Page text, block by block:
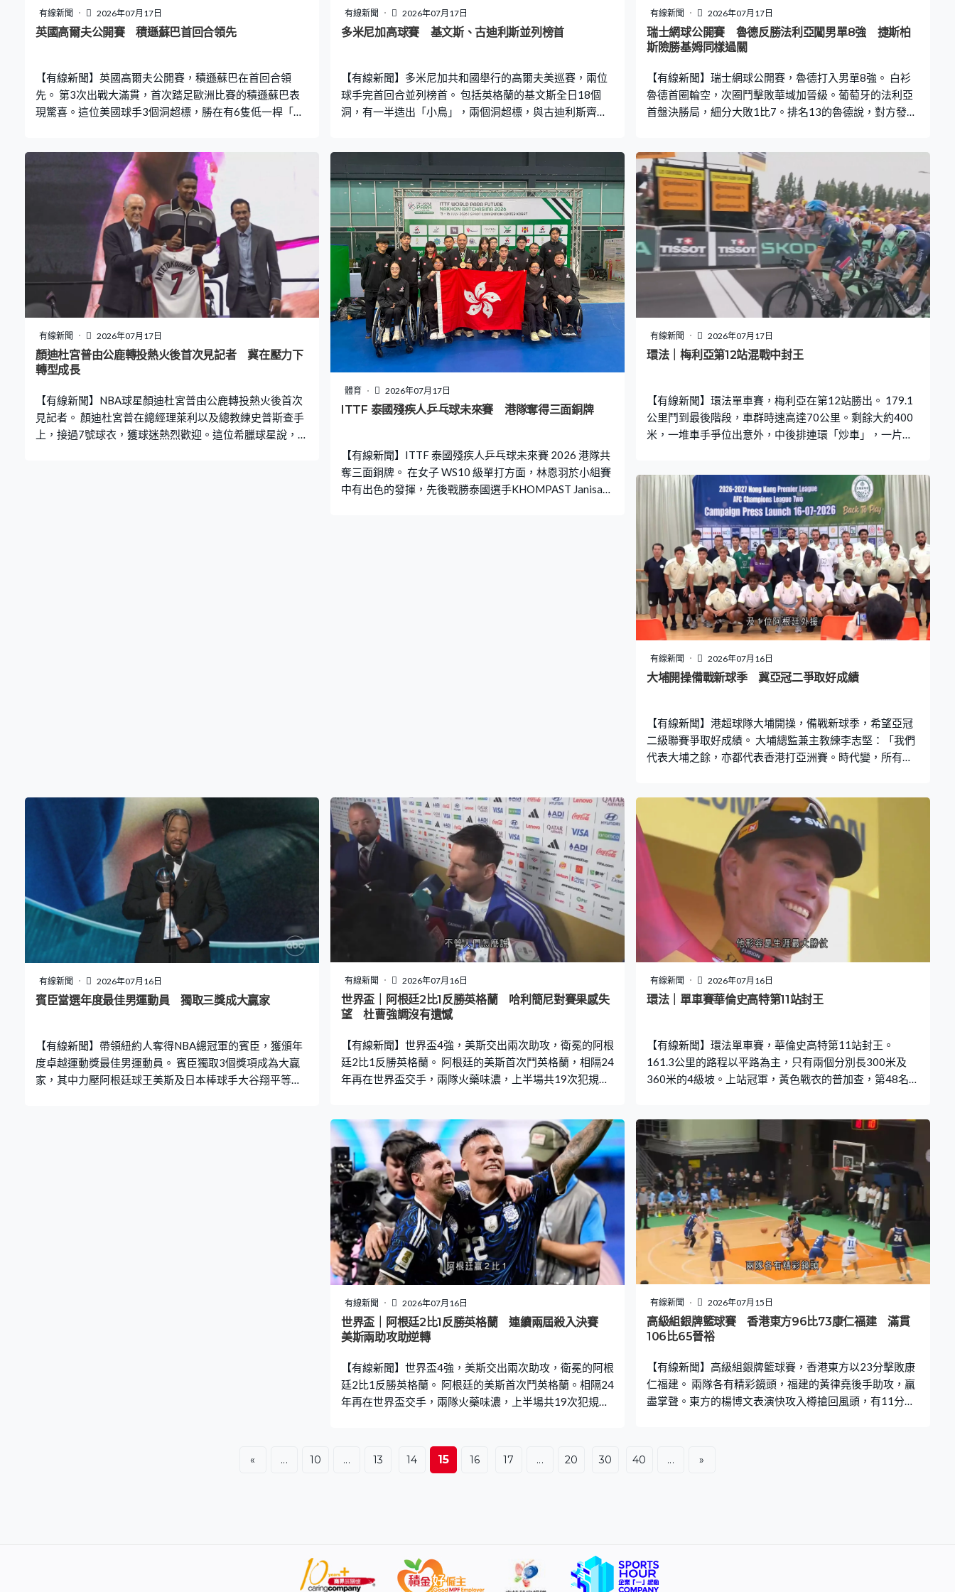
有線新聞 2026年07月17日
英國高爾夫公開賽 積遜蘇巴首回合領先
【有線新聞】英國高爾夫公開賽，積遜蘇巴在首回合領
先。 第3次出戰大滿貫，首次踏足歐洲比賽的積遜蘇巴表
現驚喜。這位美國球手3個洞超標，勝在有6隻低一桿「小
12洞推入「小鳥」，全日有7隻，3個洞超標下，造出低4
桿的66。 南韓的任成宰成績一樣，發揮相對穩定，只有一
個洞超標，5次造出「小鳥」。衛冕的「一哥」舒捷費拿，
第17洞表演長草堆救球。這日發揮都是一般，排並列13。
不少球手受強陣風影響，表現失色，美國精英賽麥高萊是
其中之一，8個洞超標，首日以高兩桿的72完成，並列85
有線新聞 2026年07月17日
多米尼加高球賽 基文斯、古迪利斯並列榜首
【有線新聞】多米尼加共和國舉行的高爾夫美巡賽，兩位
球手完首回合並列榜首。 包括英格蘭的基文斯全日18個
洞，有一半造出「小鳥」，兩個洞超標，與古迪利斯齊齊
出低6桿的65，落後榜首一桿，與另外5位球手，並列第
三。
有線新聞 2026年07月17日
瑞士網球公開賽 魯德反勝法利亞闖男單8強 捷斯柏
斯險勝基姆同樣過關
【有線新聞】瑞士網球公開賽，魯德打入男單8強。 白衫
魯德首圈輪空，次圈鬥擊敗華域加晉級。葡萄牙的法利亞
首盤決勝局，細分大敗1比7。排名13的魯德說，對方發揮
數2比1過關，會與桑恩施倫杜奴爭入4強。 淺紫衫捷斯柏
斯次圈同樣打足三盤，與持外卡，主場出擊的基姆各贏一
盤後，決勝第三盤要打決勝局。細分落後1比3下，捷斯柏
斯都頂得住，細分贏7比5，打了2小時29分，盤數贏2比
1。今季第2次躋身巡迴賽8強，將會鬥4號種子的雲德尼
殊。
有線新聞 2026年07月17日
顏迪杜宮普由公鹿轉投熱火後首次見記者 冀在壓力下
轉型成長
【有線新聞】NBA球星顏迪杜宮普由公鹿轉投熱火後首次
見記者。 顏迪杜宮普在總經理萊利以及總教練史普斯查手
上，接過7號球衣，獲球迷熱烈歡迎。這位希臘球星說，生
體育 2026年07月17日
ITTF 泰國殘疾人乒乓球未來賽 港隊奪得三面銅牌
【有線新聞】ITTF 泰國殘疾人乒乓球未來賽 2026 港隊共
奪三面銅牌。 在女子 WS10 級單打方面，林恩羽於小組賽
中有出色的發揮，先後戰勝泰國選手KHOMPAST Janisa及
有線新聞 2026年07月17日
環法｜梅利亞第12站混戰中封王
【有線新聞】環法單車賽，梅利亞在第12站勝出。 179.1
公里鬥到最後階段，車群時速高達70公里。剩餘大約400
米，一堆車手爭位出意外，中後排連環「炒車」，一片混
率先過終點，今屆第3次贏分站冠軍。
有線新聞 2026年07月16日
大埔開操備戰新球季 冀亞冠二爭取好成績
【有線新聞】港超球隊大埔開操，備戰新球季，希望亞冠
二級聯賽爭取好成績。 大埔總監兼主教練李志堅：「我們
代表大埔之餘，亦都代表香港打亞洲賽。時代變，所有事
援，提升競爭力。本地新球員有張憙延及陳凱柏，同時保
留不少上季主力。大埔上季奪得高級組銀牌及足總盃冠
軍，為了提升狀態，今個月下旬到泰國集訓，會與多支當
地球隊踢熱身賽。
有線新聞 2026年07月16日
賓臣當選年度最佳男運動員 獨取三獎成大贏家
【有線新聞】帶領紐約人奪得NBA總冠軍的賓臣，獲頒年
度卓越運動獎最佳男運動員。 賓臣獨取3個獎項成為大贏
家，其中力壓阿根廷球王美斯及日本棒球手大谷翔平等勁
有線新聞 2026年07月16日
世界盃｜阿根廷2比1反勝英格蘭 哈利簡尼對賽果感失
望 杜曹強調沒有遺憾
【有線新聞】世界盃4強，美斯交出兩次助攻，衛冕的阿根
廷2比1反勝英格蘭。 阿根廷的美斯首次鬥英格蘭，相隔24
年再在世界盃交手，兩隊火藥味濃，上半場共19次犯規，
轉，安素費南迪斯接應美斯，遠射得手，85分鐘追平。 美
斯補時2分鐘再交出助攻，拿達路馬天尼斯頂入致勝一球，
阿根廷贏2比1，連續兩屆晉身決賽，會與西班牙爭冠軍。
阿根廷隊長美斯：「再次打入世界盃決賽，實在不可思
議，我們以衛冕身份參賽，過去4年一直是最強，不管人們
怎麼說，我們再次證明自己是世上最強的兩支球隊之一，
所做的一切絕非偶然，亦從未得到施捨。」 英格蘭隊長哈
利簡尼對賽果感到失望，認為球隊與之前幾次大賽一樣，
踢了大半場好比賽，但領先下，變得保守，尾段失去比賽
主導權，最終落敗，需要改進。英格蘭尾段改踢5後衛陣
式，被質疑調動保守，領隊杜曹承擔責任，強調對決定沒
有遺憾，「三獅軍團」季軍戰鬥法國。
有線新聞 2026年07月16日
環法｜單車賽華倫史高特第11站封王
【有線新聞】環法單車賽，華倫史高特第11站封王。
161.3公里的路程以平路為主，只有兩個分別長300米及
360米的4級坡。上站冠軍，黃色戰衣的普加查，第48名完
快的分站。 紅衫的華倫史高特聯同兩位車手一度突圍而
出，之後被主車群追上。華倫史高特上站炒車，最後一名
過終點。低谷，高峰一站之隔，這位挪威車手最後350米
發動衝刺，順利帶到尾，贏得個人首個環法分站冠軍。他
形容是生涯最大勝仗。 普加查總成績繼續領先，贏第二的
雲基加3分36秒。
有線新聞 2026年07月16日
世界盃｜阿根廷2比1反勝英格蘭 連續兩屆殺入決賽
美斯兩助攻助逆轉
【有線新聞】世界盃4強，美斯交出兩次助攻，衛冕的阿根
廷2比1反勝英格蘭。 阿根廷的美斯首次鬥英格蘭。相隔24
年再在世界盃交手，兩隊火藥味濃，上半場共19次犯規，
迪斯接應美斯，遠射得手，85分鐘追平。美斯補時2分鐘
再交出助攻，拿達路馬天尼斯頂入致勝一球，阿根廷贏2比
有線新聞 2026年07月15日
高級組銀牌籃球賽 香港東方96比73康仁福建 滿貫
106比65晉裕
【有線新聞】高級組銀牌籃球賽，香港東方以23分擊敗康
仁福建。 兩隊各有精彩鏡頭，福建的黃律堯後手助攻，贏
盡掌聲。東方的楊博文表演快攻入樽搶回風頭，有11分進
« ... 10 ... 13 14 15 16 17 ... 20 30 40 ... »